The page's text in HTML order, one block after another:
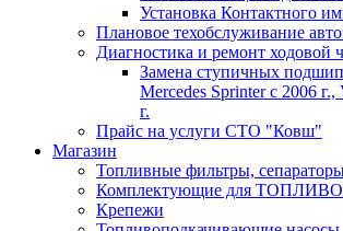
Установка Контактного
Плановое техобслуживание
Диагностика и ремонт ходовой
Замена ступичных
Mercedes Sprinter c 2006
г.
Прайс на услуги СТО "Ковш"
Магазин
Топливные фильтры,
Комплектующие для
Крепежи